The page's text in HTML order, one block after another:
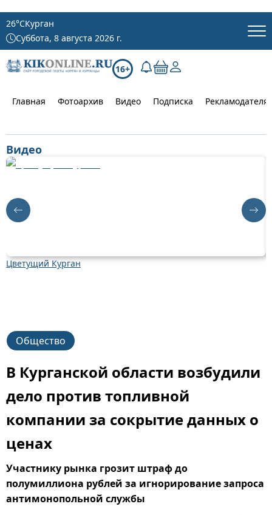
26°CКурган
Суббота, 8 августа 2026 г.
16+
Главная Фотоархив Видео Подписка
Видео
Цветущий Курган
Общество
В Курганской области возбудили
дело против топливной
компании за сокрытие данных о
ценах
Участнику рынка грозит штраф до
полумиллиона рублей за игнорирование запроса
антимонопольной службы